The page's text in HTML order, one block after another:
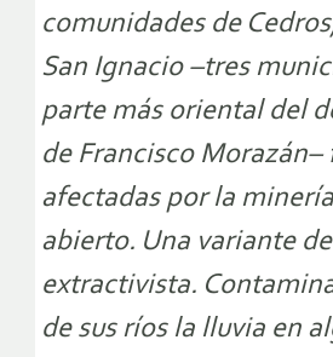
comunidades de
San Ignacio –tres
parte más oriental del
de Francisco Morazán–
afectadas por la
abierto. Una variante
extractivista.
de sus ríos la lluvia en